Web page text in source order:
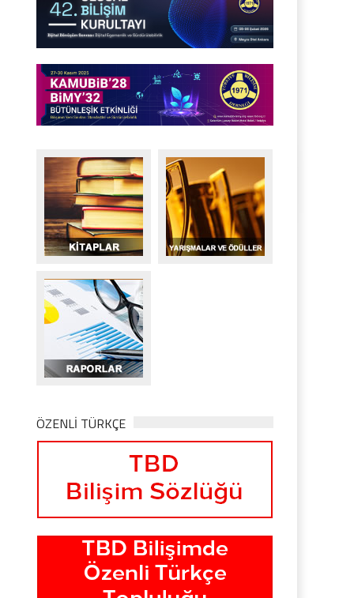
ÖZENLİ TÜRKÇE